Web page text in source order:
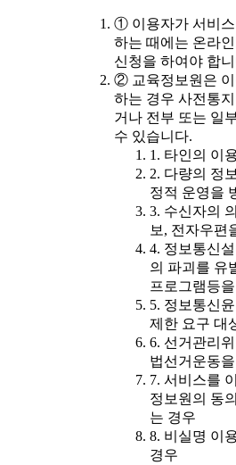
① 이용자가 서비
하는 때에는 온라
신청을 하여야 합
② 교육정보원은
하는 경우 사전통
거나 전부 또는 일
수 있습니다.
1. 타인의 이
2. 다량의 정
정적 운영을
3. 수신자의
보, 전자우편
4. 정보통신
의 파괴를 유
프로그램등
5. 정보통신
제한 요구 대
6. 선거관리
법선거운동
7. 서비스를
정보원의 동
는 경우
8. 비실명 이
경우